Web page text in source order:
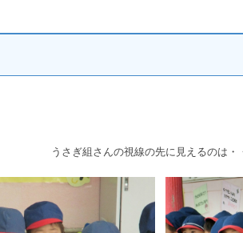
うさぎ組さんの視線の先に見えるのは・